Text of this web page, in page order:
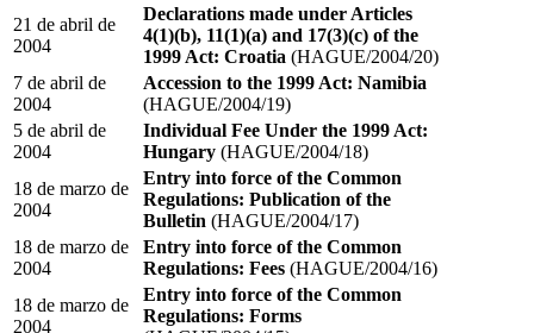
21 de abril de
2004
Declarations made under Articles
4(1)(b), 11(1)(a) and 17(3)(c) of the
1999 Act: Croatia (HAGUE/2004/20)
7 de abril de
2004
Accession to the 1999 Act: Namibia
(HAGUE/2004/19)
5 de abril de
2004
Individual Fee Under the 1999 Act:
Hungary (HAGUE/2004/18)
18 de marzo de
2004
Entry into force of the Common
Regulations: Publication of the
Bulletin (HAGUE/2004/17)
18 de marzo de
2004
Entry into force of the Common
Regulations: Fees (HAGUE/2004/16)
18 de marzo de
2004
Entry into force of the Common
Regulations: Forms